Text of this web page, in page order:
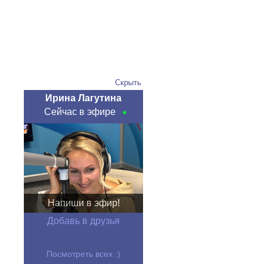
Скрыть
Ирина Лагутина
Сейчас в эфире
Напиши в эфир!
Добавь в друзья
Посмотреть всех :)